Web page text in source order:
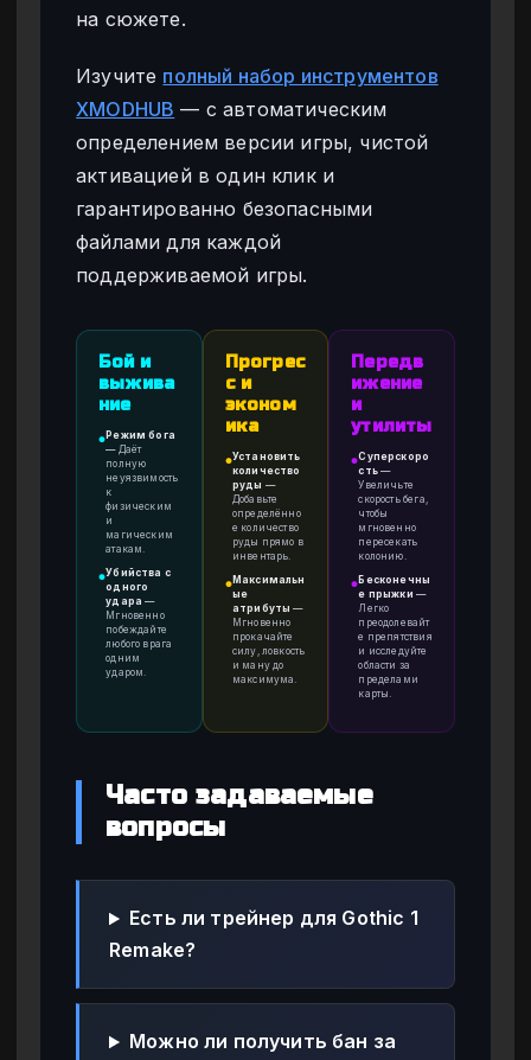
на сюжете.
Изучите полный набор инструментов
XMODHUB — с автоматическим
определением версии игры, чистой
активацией в один клик и
гарантированно безопасными
файлами для каждой
поддерживаемой игры.
Бой и
выжива
ние
● Режим бога
— Даёт
полную
неуязвимость
к
физическим
и
магическим
атакам.
●Убийства с
одного
удара —
Мгновенно
побеждайте
любого врага
одним
ударом.
Прогрес
с и
эконом
ика
●Установить
количество
руды —
Добавьте
определённо
е количество
руды прямо в
инвентарь.
●Максимальн
ые
атрибуты —
Мгновенно
прокачайте
силу, ловкость
и ману до
максимума.
Передв
ижение
и
утилиты
●Суперскоро
сть—
Увеличьте
скорость бега,
чтобы
мгновенно
пересекать
колонию.
●Бесконечны
е прыжки —
Легко
преодолевайт
е препятствия
и исследуйте
области за
пределами
карты.
Часто задаваемые
вопросы
Есть ли трейнер для Gothic 1
Remake?
Можно ли получить бан за